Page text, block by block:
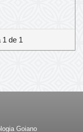
1 de 1
Goiano